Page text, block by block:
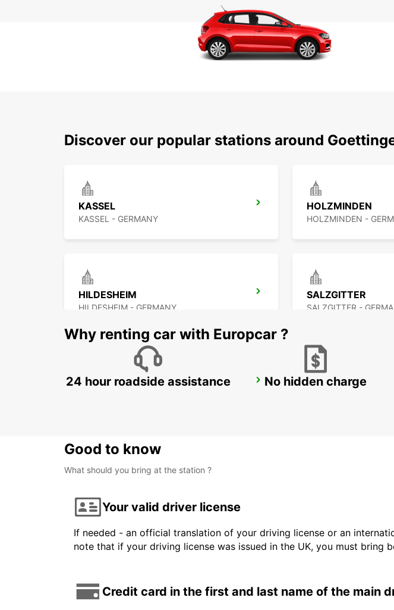
Discover our popular stations around
KASSEL
KASSEL - GERMANY
HOLZMINDEN
HOLZMINDEN -
HILDESHEIM
HILDESHEIM - GERMANY
SALZGITTER
SALZGITTER -
BRAUNSCHWEIG RAILWAY DELIVERY LEMGO
Why renting car with Europcar ?
24 hour roadside assistance No hidden charge
Good to know
What should you bring at the station ?
Your valid driver license
If needed - an official translation of your driving license or an
note that if your driving license was issued in the UK, you must bring
Credit card in the first and last name of the main